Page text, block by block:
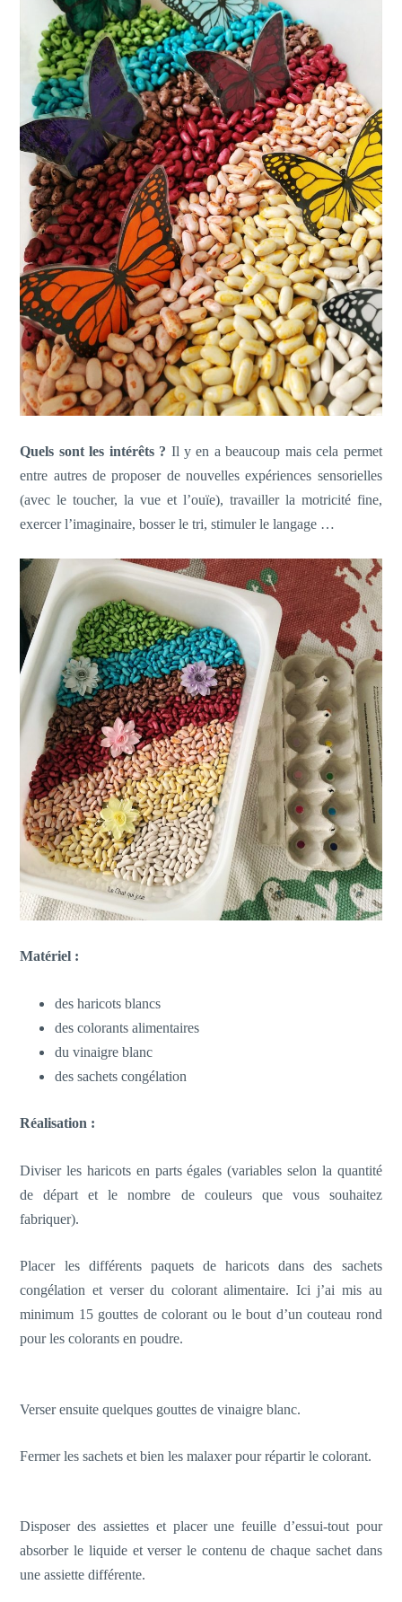
Quels sont les intérêts ? Il y en a beaucoup mais cela permet
entre autres de proposer de nouvelles expériences sensorielles
(avec le toucher, la vue et l’ouïe), travailler la motricité fine,
exercer l’imaginaire, bosser le tri, stimuler le langage …
Matériel :
des haricots blancs
des colorants alimentaires
du vinaigre blanc
des sachets congélation
Réalisation :
Diviser les haricots en parts égales (variables selon la quantité
de départ et le nombre de couleurs que vous souhaitez
fabriquer).
Placer les différents paquets de haricots dans des sachets
congélation et verser du colorant alimentaire. Ici j’ai mis au
minimum 15 gouttes de colorant ou le bout d’un couteau rond
pour les colorants en poudre.
Verser ensuite quelques gouttes de vinaigre blanc.
Fermer les sachets et bien les malaxer pour répartir le colorant.
Disposer des assiettes et placer une feuille d’essui-tout pour
absorber le liquide et verser le contenu de chaque sachet dans
une assiette différente.